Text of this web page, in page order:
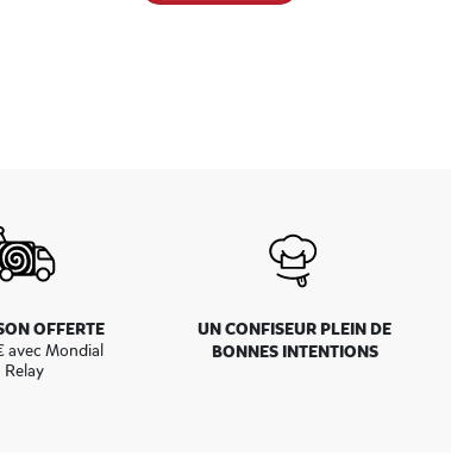
OFFERTE
avec Mondial
Relay
UN CONFISEUR PLEIN DE
BONNES INTENTIONS